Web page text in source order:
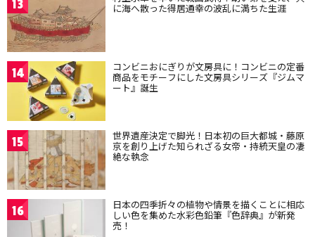
13 に海へ散った得居通幸の波乱に満ちた生涯
14 コンビニおにぎりが文房具に！コンビニの定番
商品をモチーフにした文房具シリーズ『ジムマ
ート』誕生
15 世界遺産決定で脚光！日本初の巨大都城・藤原
京を創り上げた知られざる女帝・持統天皇の凄
絶な執念
16 日本の四季折々の植物や情景を描くことに相応
しい色を集めた水彩色鉛筆『色辞典』が新発
売！